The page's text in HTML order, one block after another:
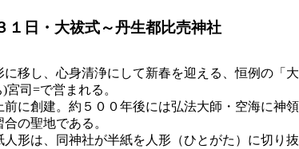
１日・大祓式～丹生都比売神社
に移し、心身清浄にして新春を迎える、恒例の「
司=で営まれる。
前に創建。約５００年後には弘法大師・空海に
の聖地である。
人形は、同神社が半紙を人形（ひとがた）に切